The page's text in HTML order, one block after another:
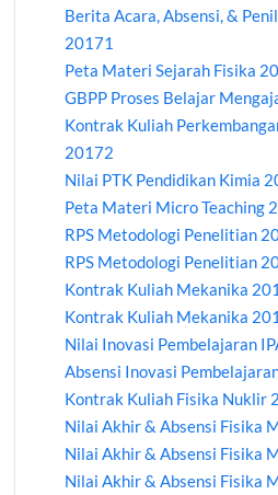
Berita Acara, Absensi, &
20171
Peta Materi Sejarah Fisika
GBPP Proses Belajar
Kontrak Kuliah
20172
Nilai PTK Pendidikan Kimia
Peta Materi Micro Teaching
RPS Metodologi Penelitian
RPS Metodologi Penelitian
Kontrak Kuliah Mekanika
Kontrak Kuliah Mekanika
Nilai Inovasi Pembelajaran
Absensi Inovasi
Kontrak Kuliah Fisika Nuklir
Nilai Akhir & Absensi Fisika
Nilai Akhir & Absensi Fisika
Nilai Akhir & Absensi Fisika